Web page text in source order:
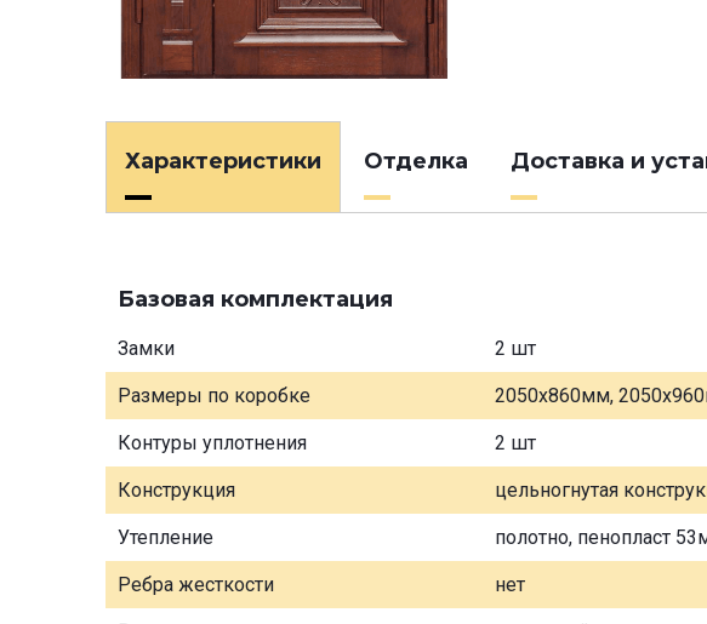
Характеристики Отделка Доставка и
Базовая комплектация
Замки 2 шт
Размеры по коробке 2050х860мм,
Контуры уплотнения 2 шт
Конструкция цельногнутая
Утепление полотно, пенопласт
Ребра жесткости нет